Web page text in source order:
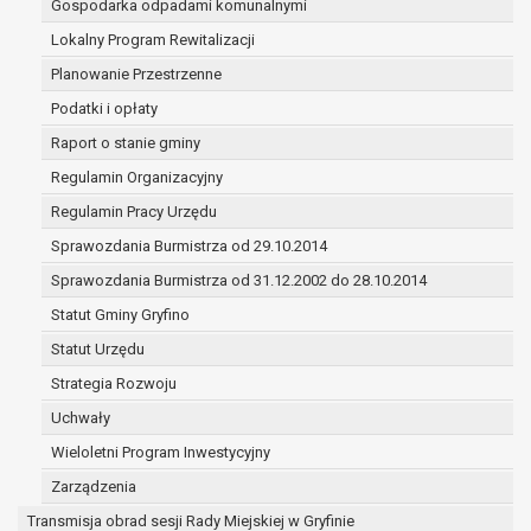
Gospodarka odpadami komunalnymi
Lokalny Program Rewitalizacji
Planowanie Przestrzenne
Podatki i opłaty
Raport o stanie gminy
Regulamin Organizacyjny
Regulamin Pracy Urzędu
Sprawozdania Burmistrza od 29.10.2014
Sprawozdania Burmistrza od 31.12.2002 do 28.10.2014
Statut Gminy Gryfino
Statut Urzędu
Strategia Rozwoju
Uchwały
Wieloletni Program Inwestycyjny
Zarządzenia
Transmisja obrad sesji Rady Miejskiej w Gryfinie
(merytorycznych), a także obowiązków i
zadań zleconych przez instytucje
nadrzędne wobec Gminy;
zawarcia i realizacji umów;
ochrony żywotnych interesów osoby, której
dane dotyczą, lub innej osoby fizycznej;
wykonania zadania realizowanego w
interesie publicznym lub w ramach
sprawowania władzy publicznej
powierzonej administratorowi;
w pozostałych przypadkach dane osobowe
przetwarzane są wyłącznie na podstawie
wcześniej udzielonej zgody w zakresie i celu
określonym w treści zgody.
W związku z przetwarzaniem danych w celu
wskazanym w pkt. 3, dane osobowe mogą być
udostępniane innym upoważnionym odbiorcom lub
kategoriom odbiorców danych osobowych.
Odbiorcami mogą być:
podmioty, które przetwarzają dane